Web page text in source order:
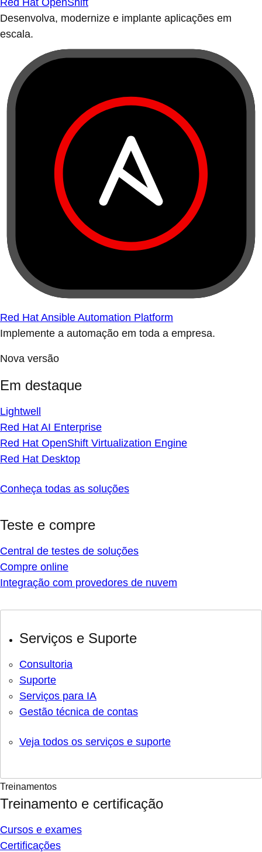
Red Hat OpenShift
Desenvolva, modernize e implante aplicações em
escala.
Red Hat Ansible Automation Platform
Implemente a automação em toda a empresa.
Nova versão
Em destaque
Lightwell
Red Hat AI Enterprise
Red Hat OpenShift Virtualization Engine
Red Hat Desktop
Conheça todas as soluções
Teste e compre
Central de testes de soluções
Compre online
Integração com provedores de nuvem
Serviços e Suporte
Consultoria
Suporte
Serviços para IA
Gestão técnica de contas
Veja todos os serviços e suporte
Treinamentos
Treinamento e certificação
Cursos e exames
Certificações